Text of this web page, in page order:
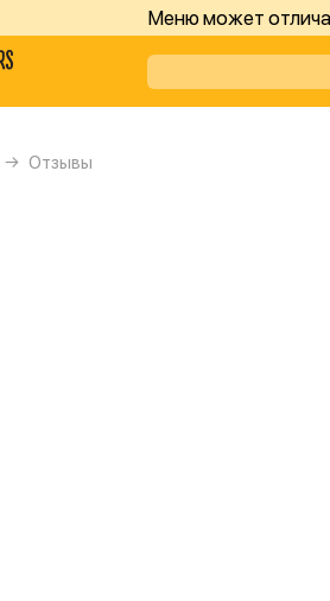
Меню может
Отзывы